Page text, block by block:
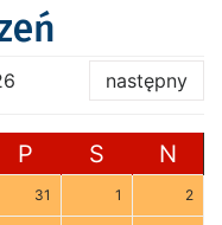
następny
P S N
31 1 2